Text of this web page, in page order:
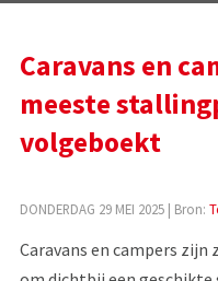
Caravans en
meeste
volgeboekt
DONDERDAG 29 MEI 2025| Bron:
Caravans en campers